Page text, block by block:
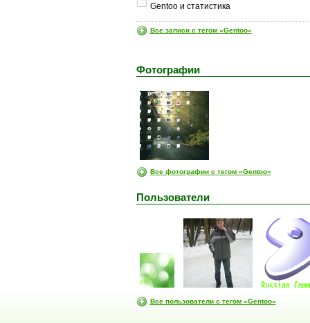
Gentoo и статистика
Все записи с тегом «Gentoo»
Фотографии
Все фотографии с тегом «Gentoo»
Пользователи
Все пользователи с тегом «Gentoo»